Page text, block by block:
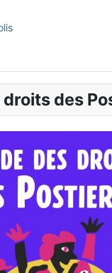
droits des